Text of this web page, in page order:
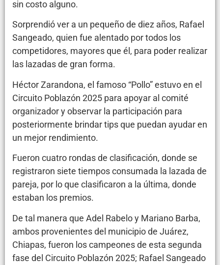
sin costo alguno.
Sorprendió ver a un pequeño de diez años, Rafael
Sangeado, quien fue alentado por todos los
competidores, mayores que él, para poder realizar
las lazadas de gran forma.
Héctor Zarandona, el famoso “Pollo” estuvo en el
Circuito Poblazón 2025 para apoyar al comité
organizador y observar la participación para
posteriormente brindar tips que puedan ayudar en
un mejor rendimiento.
Fueron cuatro rondas de clasificación, donde se
registraron siete tiempos consumada la lazada de
pareja, por lo que clasificaron a la última, donde
estaban los premios.
De tal manera que Adel Rabelo y Mariano Barba,
ambos provenientes del municipio de Juárez,
Chiapas, fueron los campeones de esta segunda
fase del Circuito Poblazón 2025; Rafael Sangeado